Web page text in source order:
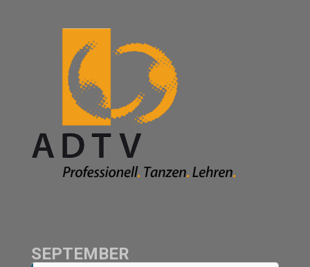
SEPTEMBER